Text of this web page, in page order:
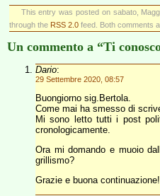
This entry was posted on sabato,
through the RSS 2.0 feed. Both comments
Un commento a “Ti
Dario:
29 Settembre 2020, 08:57
Buongiorno sig.Bertola.
Come mai ha smesso di
Mi sono letto tutti i post
cronologicamente.
Ora mi domando e muoio
grillismo?
Grazie e buona continuazione!